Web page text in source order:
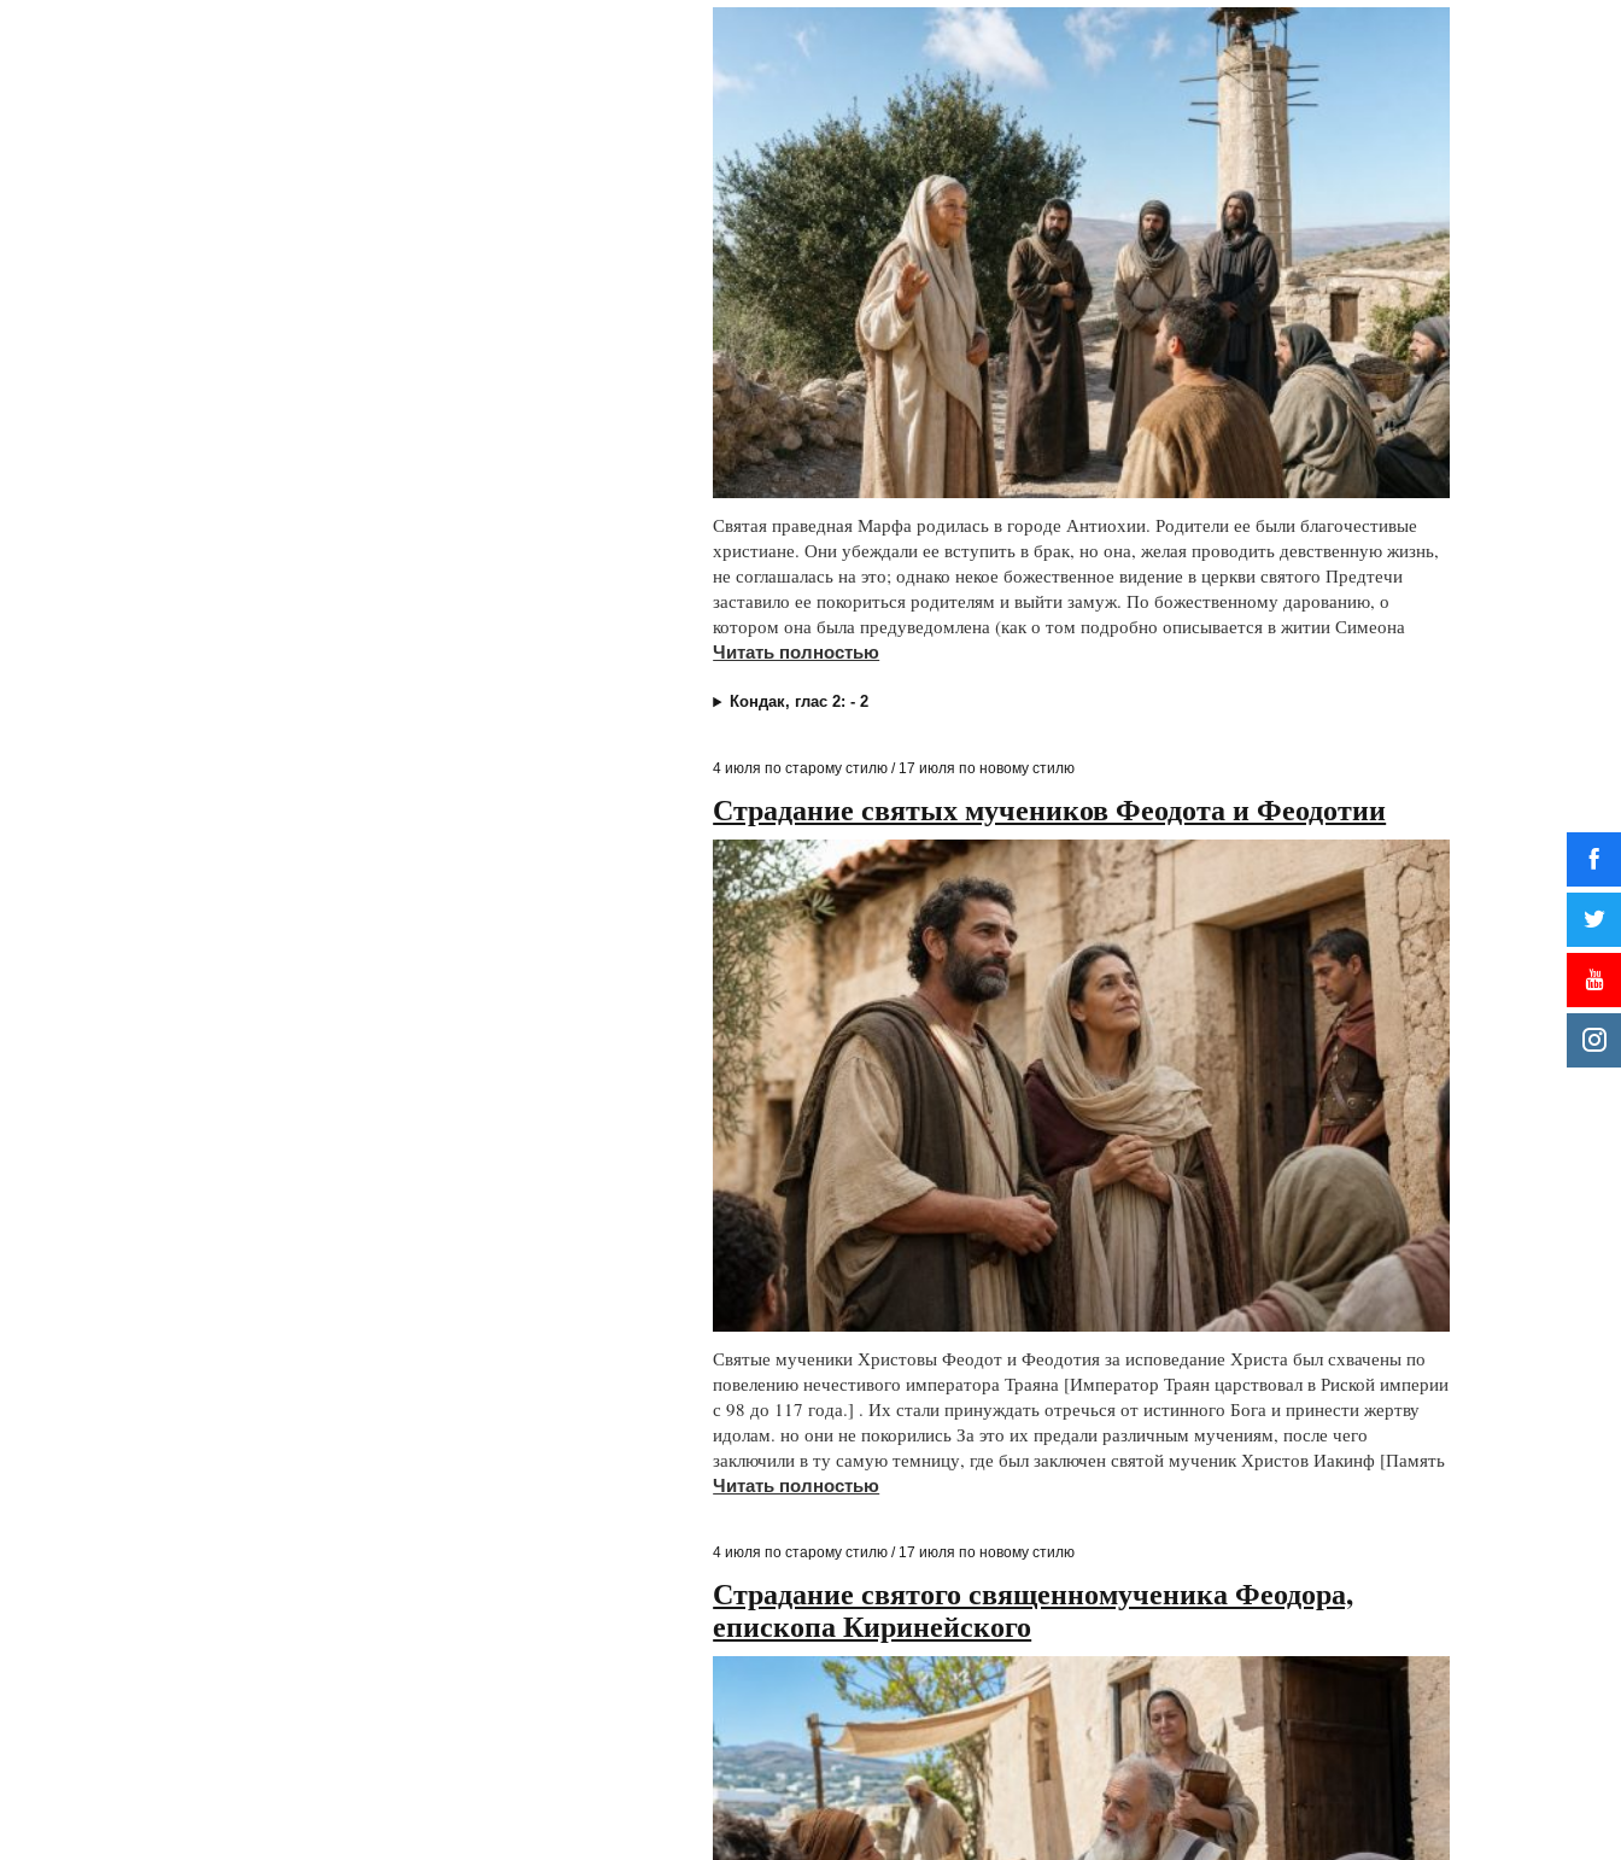
Святая праведная Марфа родилась в городе Антиохии. Родители ее были благочестивые
христиане. Они убеждали ее вступить в брак, но она, желая проводить девственную жизнь,
не соглашалась на это; однако некое божественное видение в церкви святого Предтечи
заставило ее покориться родителям и выйти замуж. По божественному дарованию, о
котором она была предуведомлена (как о том подробно описывается в житии Симеона
Читать полностью
Кондак, глас 2: - 2
4 июля по старому стилю / 17 июля по новому стилю
Страдание святых мучеников Феодота и Феодотии
Святые мученики Христовы Феодот и Феодотия за исповедание Христа был схвачены по
повелению нечестивого императора Траяна [Император Траян царствовал в Риской империи
с 98 до 117 года.] . Их стали принуждать отречься от истинного Бога и принести жертву
идолам. но они не покорились За это их предали различным мучениям, после чего
заключили в ту самую темницу, где был заключен святой мученик Христов Иакинф [Память
Читать полностью
4 июля по старому стилю / 17 июля по новому стилю
Страдание святого священномученика Феодора,
епископа Киринейского